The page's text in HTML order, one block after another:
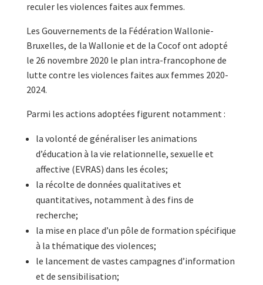
reculer les violences faites aux femmes.
Les Gouvernements de la Fédération Wallonie-
Bruxelles, de la Wallonie et de la Cocof ont adopté
le 26 novembre 2020 le plan intra-francophone de
lutte contre les violences faites aux femmes 2020-
2024.
Parmi les actions adoptées figurent notamment :
la volonté de généraliser les animations
d’éducation à la vie relationnelle, sexuelle et
affective (EVRAS) dans les écoles;
la récolte de données qualitatives et
quantitatives, notamment à des fins de
recherche;
la mise en place d’un pôle de formation spécifique
à la thématique des violences;
le lancement de vastes campagnes d’information
et de sensibilisation;